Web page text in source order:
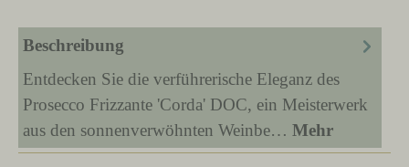
Beschreibung
Entdecken Sie die verführerische Eleganz des
Prosecco Frizzante 'Corda' DOC, ein Meisterwerk
aus den sonnenverwöhnten Weinbe… Mehr